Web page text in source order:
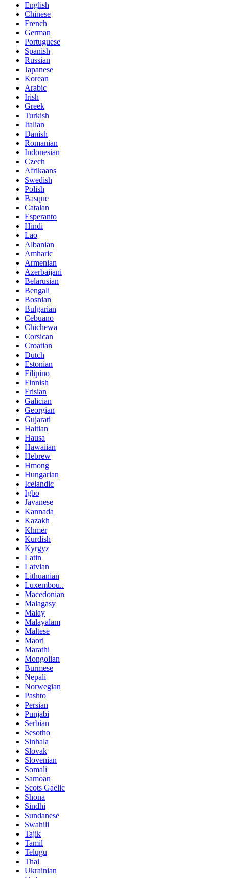
English
Chinese
French
German
Portuguese
Spanish
Russian
Japanese
Korean
Arabic
Irish
Greek
Turkish
Italian
Danish
Romanian
Indonesian
Czech
Afrikaans
Swedish
Polish
Basque
Catalan
Esperanto
Hindi
Lao
Albanian
Amharic
Armenian
Azerbaijani
Belarusian
Bengali
Bosnian
Bulgarian
Cebuano
Chichewa
Corsican
Croatian
Dutch
Estonian
Filipino
Finnish
Frisian
Galician
Georgian
Gujarati
Haitian
Hausa
Hawaiian
Hebrew
Hmong
Hungarian
Icelandic
Igbo
Javanese
Kannada
Kazakh
Khmer
Kurdish
Kyrgyz
Latin
Latvian
Lithuanian
Luxembou..
Macedonian
Malagasy
Malay
Malayalam
Maltese
Maori
Marathi
Mongolian
Burmese
Nepali
Norwegian
Pashto
Persian
Punjabi
Serbian
Sesotho
Sinhala
Slovak
Slovenian
Somali
Samoan
Scots Gaelic
Shona
Sindhi
Sundanese
Swahili
Tajik
Tamil
Telugu
Thai
Ukrainian